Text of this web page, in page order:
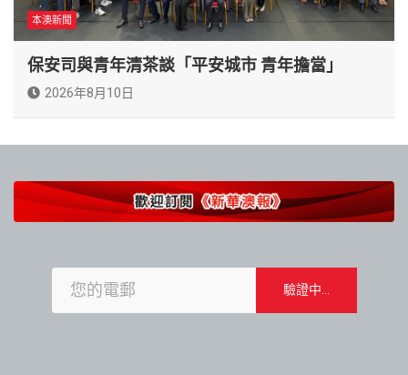
本澳新聞
保安司與青年清茶談「平安城市 青年擔當」
2026年8月10日